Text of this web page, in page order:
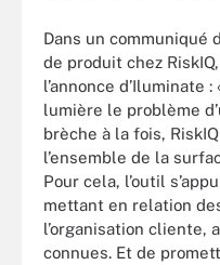
Dans un communiqué
de produit chez RiskIQ,
l’annonce d’Iluminate
lumière le problème
brèche à la fois,
l’ensemble de la
Pour cela, l’outil
mettant en relation
l’organisation cliente,
connues. Et de